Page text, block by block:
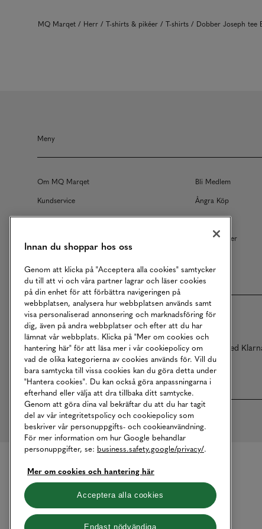
MQ Marqet Herr T-shirts & pikéer T-shirts Dobber Joseph tee
Meny
Om MQ Marqet Bli Medlem
Kundservice
Ångra Köp
Returer
Köpvillkor
Våra Tjänster
Betalningar online sköts i samarbete med
Innan du shoppar hos oss
Genom att klicka på "Acceptera alla cookies" samtycker
du till att vi och våra partner lagrar och läser cookies
på din enhet för att förbättra navigeringen på
webbplatsen, analysera hur webbplatsen används samt
visa personaliserad annonsering och marknadsföring för
dig, även på andra webbplatser och efter att du har
lämnat vår webbplats. Klicka på "Mer om cookies och
hantering här" för att läsa mer i vår cookiepolicy om
vad de olika kategorierna av cookies används för. Vill du
bara samtycka till vissa cookies kan du göra detta under
"Hantera cookies". Du kan också göra anpassningarna i
efterhand eller välja att dra tillbaka ditt samtycke.
Genom att göra dina val bekräftar du att du har tagit
del av vår integritetspolicy och cookiepolicy som
beskriver vår personuppgifts- och cookieanvändning.
För mer information om hur Google behandlar
personuppgifter, se: business.safety.google/privacy/.
Mer om cookies och hantering här
Acceptera alla cookies
Endast nödvändiga